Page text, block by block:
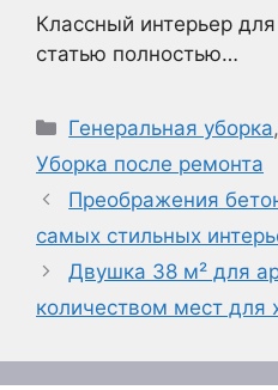
Классный интерьер
статью полностью…
Рубрики
Генеральная уборка
Уборка после ремонта
Преображения
самых стильных
Двушка 38 м² для
количеством мест для